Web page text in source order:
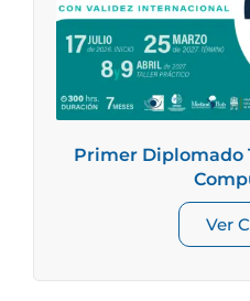
Primer Diplomado
Ver